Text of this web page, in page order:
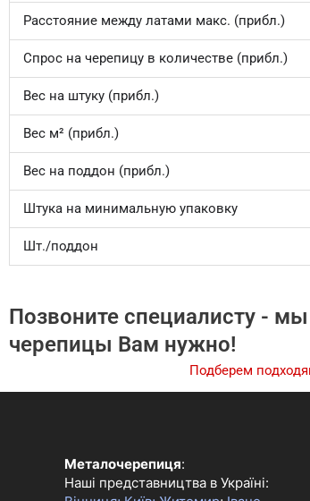
Расстояние между латами макс. (прибл.)
Спрос на черепицу в количестве (прибл.)
Вес на штуку (прибл.)
Вес м² (прибл.)
Вес на поддон (прибл.)
Штука на минимальную упаковку
Шт./поддон
Позвоните специалисту -
черепицы Вам нужно!
Подберем
Металочерепиця:
Наші представництва в Україні: